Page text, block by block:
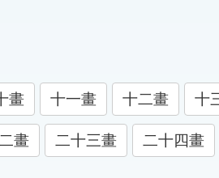
畫 十一畫 十二畫 十
畫 二十三畫 二十四畫